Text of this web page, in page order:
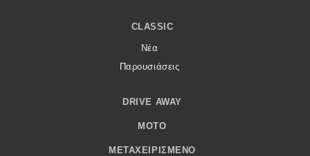
CLASSIC
Νέα
Παρουσιάσεις
DRIVE AWAY
MOTO
ΜΕΤΑΧΕΙΡΙΣΜΈΝΟ